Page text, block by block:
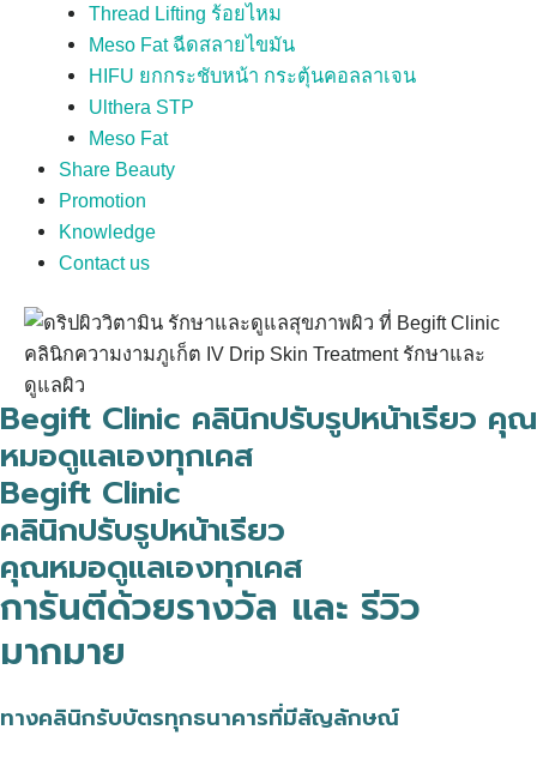
Thread Lifting ร้อยไหม
Meso Fat ฉีดสลายไขมัน
HIFU ยกกระชับหน้า กระตุ้นคอลลาเจน
Ulthera STP
Meso Fat
Share Beauty
Promotion
Knowledge
Contact us
Begift Clinic คลินิกปรับรูปหน้าเรียว คุณ
หมอดูแลเองทุกเคส
Begift Clinic
คลินิกปรับรูปหน้าเรียว
คุณหมอดูแลเองทุกเคส
การันตีด้วยรางวัล และ รีวิว
มากมาย
ทางคลินิกรับบัตรทุกธนาคารที่มีสัญลักษณ์